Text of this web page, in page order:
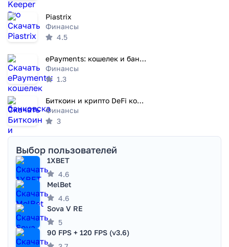
Piastrix
Финансы
4.5
ePayments: кошелек и банковска
Финансы
1.3
Биткоин и крипто DeFi кошелек
Финансы
3
Выбор пользователей
1XBET
4.6
MelBet
4.6
Sova V RE
5
90 FPS + 120 FPS (v3.6)